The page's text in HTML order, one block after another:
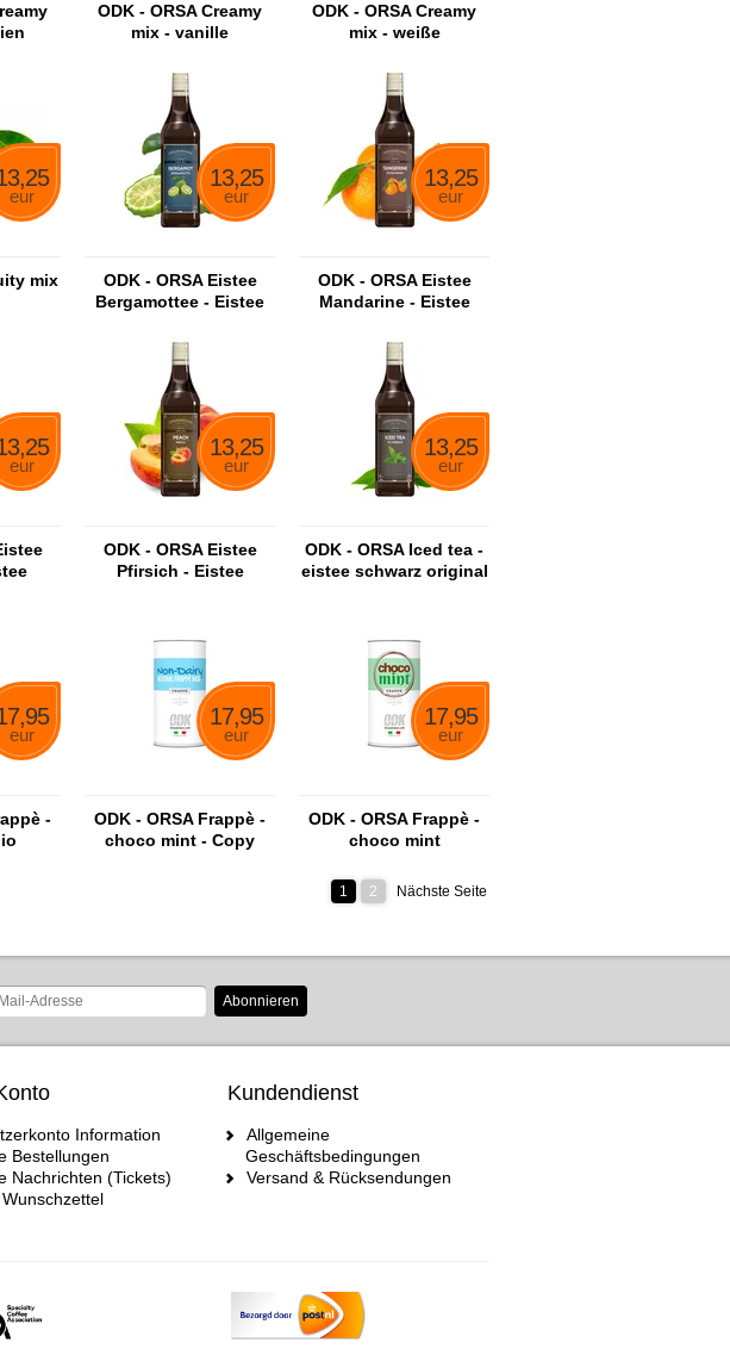
ODK - ORSA Creamy
mix - vanille
ODK - ORSA Creamy
mix - weiße
eur
mix
13,25
eur
ODK - ORSA Eistee
Bergamottee - Eistee
13,25
eur
ODK - ORSA Eistee
Mandarine - Eistee
eur
13,25
eur
ODK - ORSA Eistee
Pfirsich - Eistee
13,25
eur
ODK - ORSA Iced tea -
eistee schwarz original
eur
-
17,95
eur
ODK - ORSA Frappè -
choco mint - Copy
17,95
eur
ODK - ORSA Frappè -
choco mint
1 2 Nächste Seite
Abonnieren
Information
Bestellungen
Nachrichten (Tickets)
Kundendienst
Allgemeine
Geschäftsbedingungen
Versand & Rücksendungen